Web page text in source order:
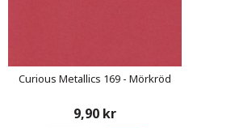
Curious Metallics 169 - Mörkröd
9,90 kr